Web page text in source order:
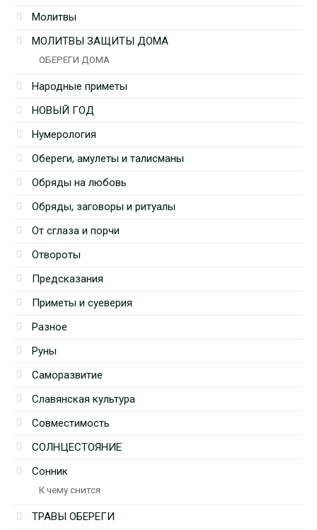
Молитвы
МОЛИТВЫ ЗАЩИТЫ ДОМА
ОБЕРЕГИ ДОМА
Народные приметы
НОВЫЙ ГОД
Нумерология
Обереги, амулеты и талисманы
Обряды на любовь
Обряды, заговоры и ритуалы
От сглаза и порчи
Отвороты
Предсказания
Приметы и суеверия
Разное
Руны
Саморазвитие
Славянская культура
Совместимость
СОЛНЦЕСТОЯНИЕ
Сонник
К чему снится
ТРАВЫ ОБЕРЕГИ